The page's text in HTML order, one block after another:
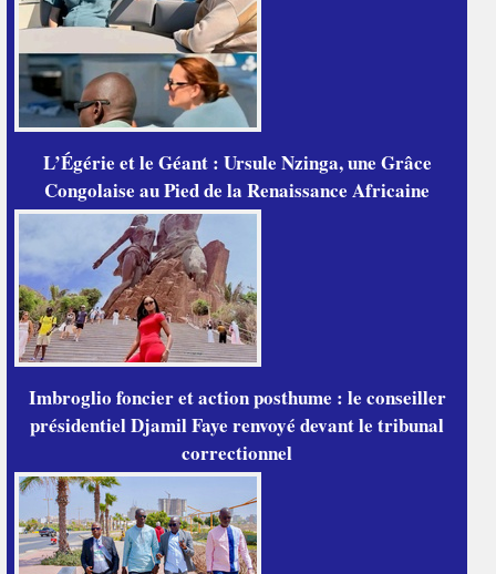
L’Égérie et le Géant : Ursule Nzinga, une Grâce
Congolaise au Pied de la Renaissance Africaine
Imbroglio foncier et action posthume : le conseiller
présidentiel Djamil Faye renvoyé devant le tribunal
correctionnel